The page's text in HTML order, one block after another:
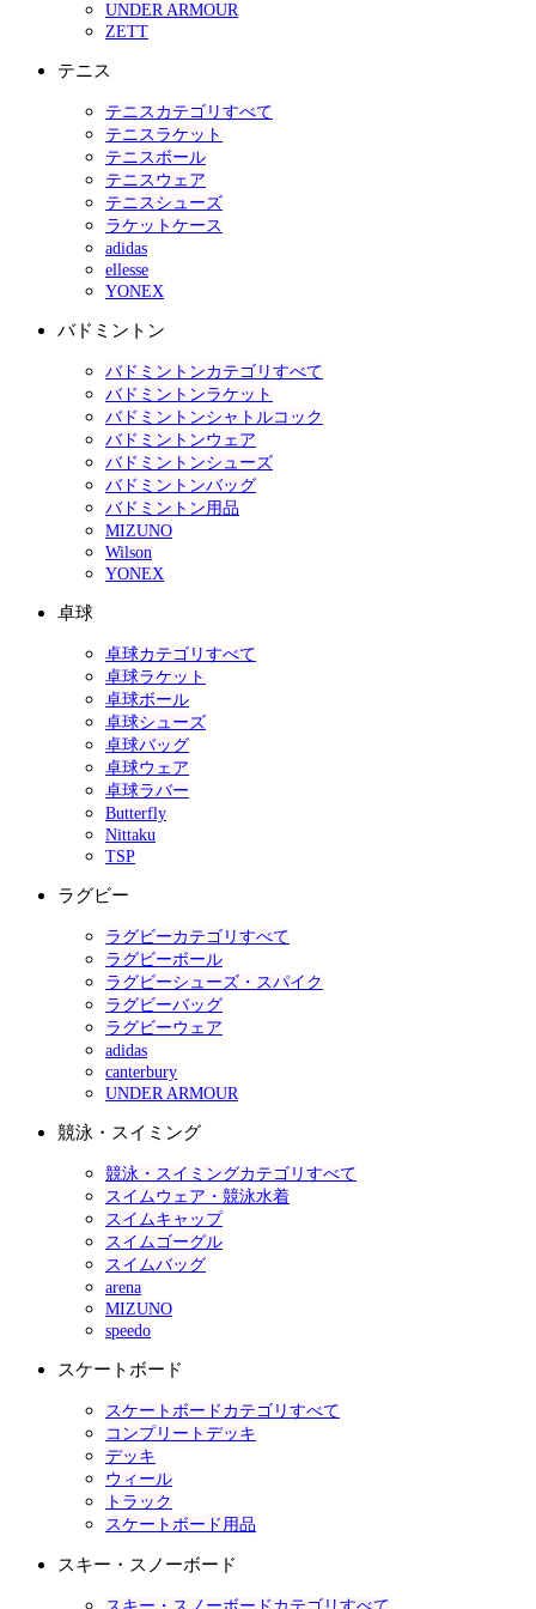
UNDER ARMOUR
ZETT
テニス
テニスカテゴリすべて
テニスラケット
テニスボール
テニスウェア
テニスシューズ
ラケットケース
adidas
ellesse
YONEX
バドミントン
バドミントンカテゴリすべて
バドミントンラケット
バドミントンシャトルコック
バドミントンウェア
バドミントンシューズ
バドミントンバッグ
バドミントン用品
MIZUNO
Wilson
YONEX
卓球
卓球カテゴリすべて
卓球ラケット
卓球ボール
卓球シューズ
卓球バッグ
卓球ウェア
卓球ラバー
Butterfly
Nittaku
TSP
ラグビー
ラグビーカテゴリすべて
ラグビーボール
ラグビーシューズ・スパイク
ラグビーバッグ
ラグビーウェア
adidas
canterbury
UNDER ARMOUR
競泳・スイミング
競泳・スイミングカテゴリすべて
スイムウェア・競泳水着
スイムキャップ
スイムゴーグル
スイムバッグ
arena
MIZUNO
speedo
スケートボード
スケートボードカテゴリすべて
コンプリートデッキ
デッキ
ウィール
トラック
スケートボード用品
スキー・スノーボード